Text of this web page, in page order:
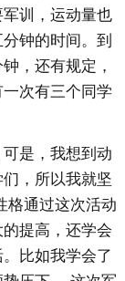
训，运动量也
钟的时间。到
，还有规定，
次有三个同学
是，我想到动
，所以我就坚
格通过这次活动
提高，还学会
比如我学会了